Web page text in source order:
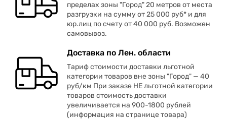
пределах зоны "Город" 20 метров от места
разгрузки на сумму от 25 000 руб* и для
юр.лиц по счету от 40 000 руб. Возможен
самовывоз.
Доставка по Лен. области
Тариф стоимости доставки льготной
категории товаров вне зоны "Город" — 40
руб/км При заказе НЕ льготной категории
товаров стоимость доставки
увеличивается на 900-1800 рублей
(информация на странице товара)